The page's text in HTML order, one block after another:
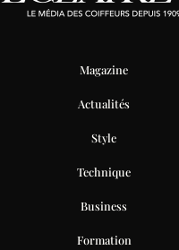
Magazine
Actualités
Style
Technique
Business
Formation